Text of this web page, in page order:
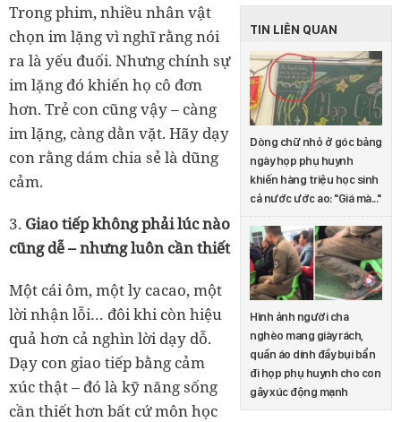
TIN LIÊN QUAN
Dòng chữ nhỏ ở góc bảng
ngày họp phụ huynh
khiến hàng triệu học sinh
cả nước ước ao: "Giá mà..."
Hình ảnh người cha
nghèo mang giày rách,
quần áo dính đầy bụi bẩn
đi họp phụ huynh cho con
gây xúc động mạnh
Trong phim, nhiều nhân vật
chọn im lặng vì nghĩ rằng nói
ra là yếu đuối. Nhưng chính sự
im lặng đó khiến họ cô đơn
hơn. Trẻ con cũng vậy – càng
im lặng, càng dằn vặt. Hãy dạy
con rằng dám chia sẻ là dũng
cảm.
3. Giao tiếp không phải lúc nào
cũng dễ – nhưng luôn cần thiết
Một cái ôm, một ly cacao, một
lời nhận lỗi… đôi khi còn hiệu
quả hơn cả nghìn lời dạy dỗ.
Dạy con giao tiếp bằng cảm
xúc thật – đó là kỹ năng sống
cần thiết hơn bất cứ môn học